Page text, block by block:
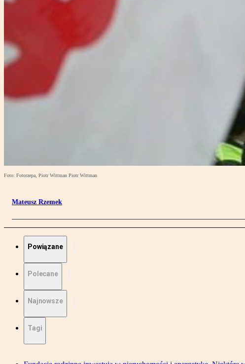
Foto: Fotorzepa, Piotr Wittman Piotr Wittman
Mateusz Rzemek
Powiązane
Polecane
Najnowsze
Tagi